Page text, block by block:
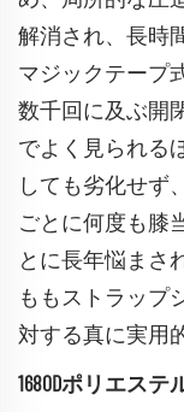
解消され、長時
マジックテープ
数千回に及ぶ開
でよく見られる
しても劣化せず
ごとに何度も膝
とに長年悩まさ
ももストラップ
対する真に実用
1680Dポリエステ